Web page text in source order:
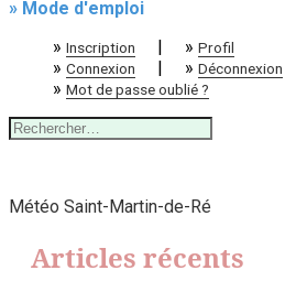
» Mode d'emploi
» Inscription | » Profil
» Connexion | » Déconnexion
» Mot de passe oublié ?
Rechercher :
Météo Saint-Martin-de-Ré
Articles récents